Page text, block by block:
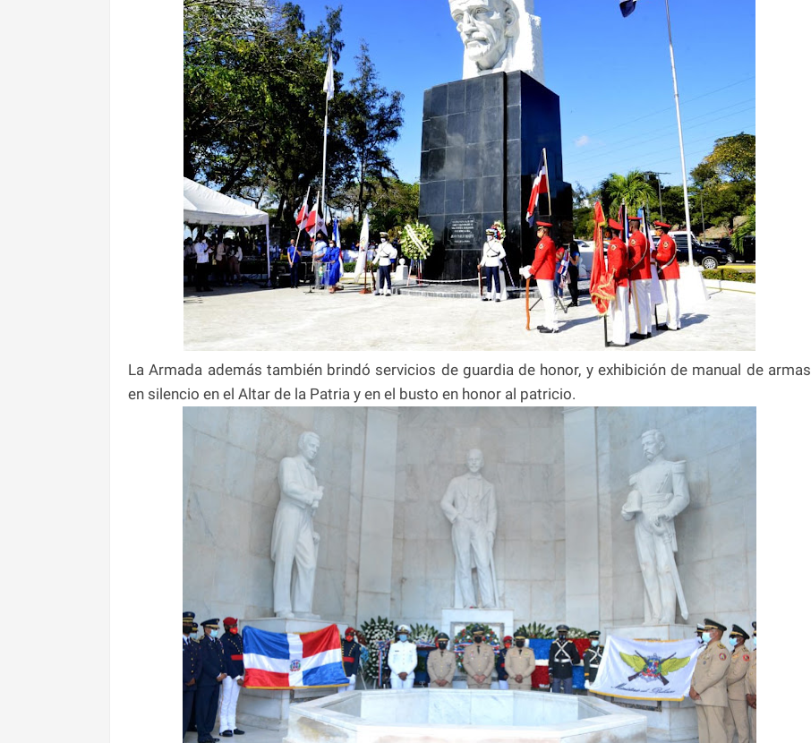
La Armada además también brindó servicios de guardia de honor, y exhibición de manual de armas
en silencio en el Altar de la Patria y en el busto en honor al patricio.